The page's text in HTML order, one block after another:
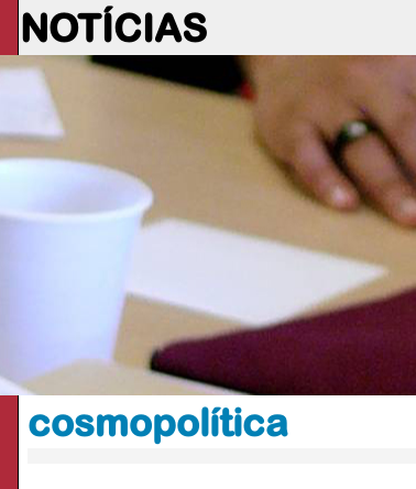
NOTÍCIAS
cosmopolítica